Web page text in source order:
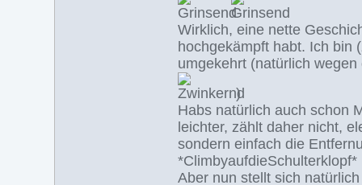
Wirklich, eine nette
hochgekämpft habt. Ich bin
umgekehrt (natürlich
)
Habs natürlich auch schon
leichter, zählt daher nicht,
sondern einfach die
*ClimbyaufdieSchulterklopf*
Aber nun stellt sich